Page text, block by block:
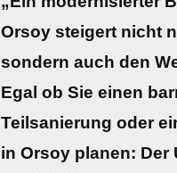
Orsoy steigert nicht
sondern auch den
Egal ob Sie einen
Teilsanierung oder
in Orsoy planen: Der